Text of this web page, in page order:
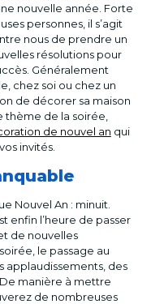
nouvelle année. Forte
personnes, il s’agit
nous de prendre un
résolutions pour
Généralement
chez soi ou chez un
de décorer sa maison
thème de la soirée,
de nouvel an qui
invités.
Nouvel An : minuit.
enfin l’heure de passer
de nouvelles
le passage au
applaudissements, des
manière à mettre
de nombreuses